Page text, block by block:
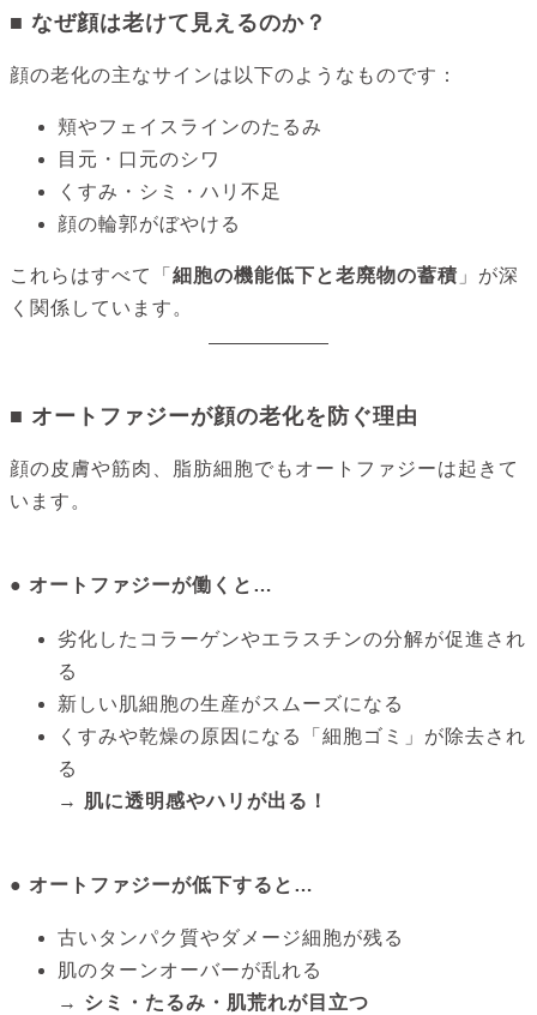
■ なぜ顔は老けて見えるのか？
顔の老化の主なサインは以下のようなものです：
頬やフェイスラインのたるみ
目元・口元のシワ
くすみ・シミ・ハリ不足
顔の輪郭がぼやける
これらはすべて「 細胞の機能低下と老廃物の蓄積 」が深
く関係しています。
■ オートファジーが顔の老化を防ぐ理由
顔の皮膚や筋肉、脂肪細胞でもオートファジーは起きて
います。
● オートファジーが働くと…
劣化したコラーゲンやエラスチンの分解が促進され
る
新しい肌細胞の生産がスムーズになる
くすみや乾燥の原因になる「細胞ゴミ」が除去され
る
→ 肌に透明感やハリが出る！
● オートファジーが低下すると…
古いタンパク質やダメージ細胞が残る
肌のターンオーバーが乱れる
→ シミ・たるみ・肌荒れが目立つ